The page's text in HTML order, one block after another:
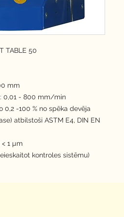
TABLE 50
mm
0,01 - 800 mm/min
0,2 -100 % no spēka devēja
atbilstoši ASTM E4, DIN EN
1 µm
kontroles sistēmu)